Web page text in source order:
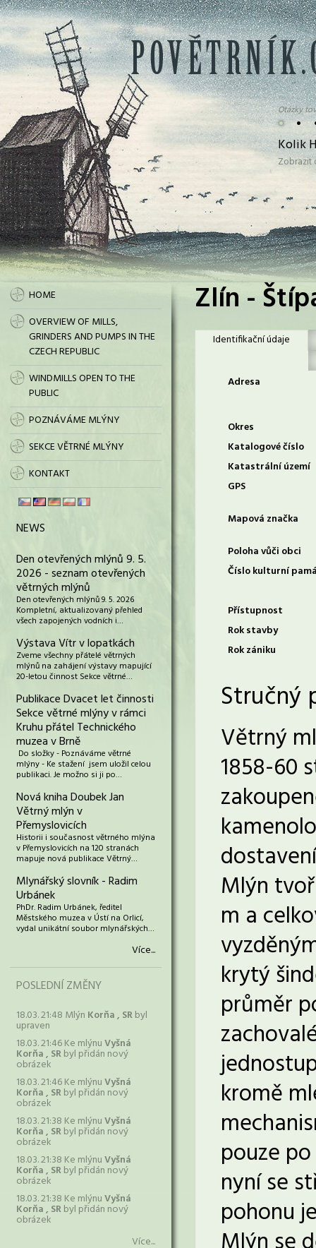
• •
Otázky
Kolik
HOME
OVERVIEW OF MILLS,
GRINDERS AND PUMPS IN THE
CZECH REPUBLIC
WINDMILLS OPEN TO THE
PUBLIC
POZNÁVÁME MLÝNY
SEKCE VĚTRNÉ MLÝNY
KONTAKT
NEWS
Den otevřených mlýnů 9. 5.
2026 - seznam otevřených
větrných mlýnů
Den otevřených mlýnů 9. 5. 2026
Kompletní, aktualizovaný přehled
všech zapojených vodních i…
Výstava Vítr v lopatkách
Zveme všechny přátelé větrných
mlýnů na zahájení výstavy mapující
20-letou činnost Sekce větrné…
Publikace Dvacet let činnosti
Sekce větrné mlýny v rámci
Kruhu přátel Technického
muzea v Brně
Do složky - Poznáváme větrné
mlýny - Ke stažení jsem uložil celou
publikaci. Je možno si ji po…
Nová kniha Doubek Jan
Větrný mlýn v
Přemyslovicích
Historii i současnost větrného mlýna
v Přemyslovicích na 120 stranách
mapuje nová publikace Větrný…
Mlynářský slovník - Radim
Urbánek
PhDr. Radim Urbánek, ředitel
Městského muzea v Ústí na Orlicí,
vydal unikátní soubor mlynářských…
Více...
POSLEDNÍ ZMĚNY
18.03. 21:48 Mlýn Korňa , SRbyl
upraven
18.03. 21:46 Ke mlýnuVyšná
Korňa , SRbyl přidán nový
obrázek
18.03. 21:46 Ke mlýnuVyšná
Korňa , SRbyl přidán nový
obrázek
18.03. 21:38 Ke mlýnuVyšná
Korňa , SRbyl přidán nový
obrázek
18.03. 21:38 Ke mlýnuVyšná
Korňa , SRbyl přidán nový
obrázek
18.03. 21:38 Ke mlýnuVyšná
Korňa , SRbyl přidán nový
obrázek
Více...
Zlín -
Identifikační údaje
Adresa
Okres
Katalogové číslo
Katastrální území
GPS
Mapová značka
Poloha vůči obci
Číslo kulturní
Přístupnost
Rok stavby
Rok zániku
Stručný
Větrný
1858-60
Mlýn
m a
krytý
průměr
kromě
pouze
nyní se
pohonu